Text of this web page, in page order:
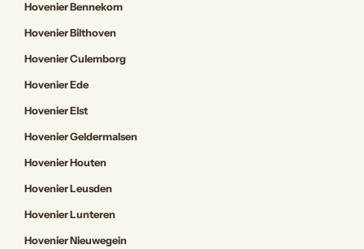
Hovenier Bennekom
Hovenier Bilthoven
Hovenier Culemborg
Hovenier Ede
Hovenier Elst
Hovenier Geldermalsen
Hovenier Houten
Hovenier Leusden
Hovenier Lunteren
Hovenier Nieuwegein